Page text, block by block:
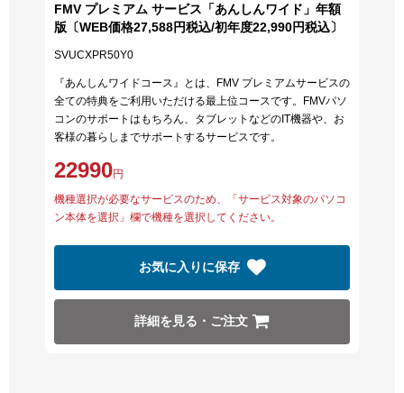
FMV プレミアム サービス「あんしんワイド」年額
版〔WEB価格27,588円税込/初年度22,990円税込〕
SVUCXPR50Y0
『あんしんワイドコース』とは、FMV プレミアムサービスの
全ての特典をご利用いただける最上位コースです。FMVパソ
コンのサポートはもちろん、タブレットなどのIT機器や、お
客様の暮らしまでサポートするサービスです。
22990円
機種選択が必要なサービスのため、「サービス対象のパソコ
ン本体を選択」欄で機種を選択してください。
お気に入りに保存
詳細を見る・ご注文